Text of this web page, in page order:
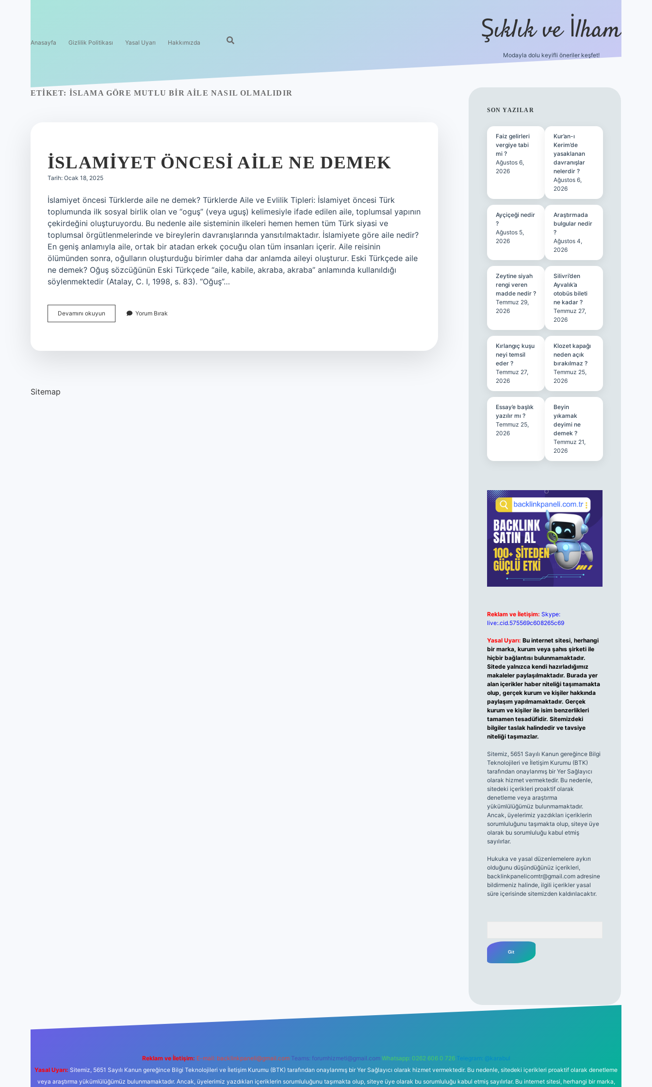
Anasayfa Gizlilik Politikası Yasal Uyarı Hakkımızda Şıklık ve İlham
Modayla dolu keyifli öneriler keşfet!
ETIKET: İSLAMA GÖRE MUTLU BIR AILE NASIL OLMALIDIR
İSLAMIYET ÖNCESI AILE NE DEMEK
Tarih: Ocak 18, 2025
İslamiyet öncesi Türklerde aile ne demek? Türklerde Aile ve Evlilik Tipleri: İslamiyet öncesi Türk
toplumunda ilk sosyal birlik olan ve “oguş” (veya uguş) kelimesiyle ifade edilen aile, toplumsal yapının
çekirdeğini oluşturuyordu. Bu nedenle aile sisteminin ilkeleri hemen hemen tüm Türk siyasi ve
toplumsal örgütlenmelerinde ve bireylerin davranışlarında yansıtılmaktadır. İslamiyete göre aile nedir?
En geniş anlamıyla aile, ortak bir atadan erkek çocuğu olan tüm insanları içerir. Aile reisinin
ölümünden sonra, oğulların oluşturduğu birimler daha dar anlamda aileyi oluşturur. Eski Türkçede aile
ne demek? Oğuş sözcüğünün Eski Türkçede “aile, kabile, akraba, akraba” anlamında kullanıldığı
söylenmektedir (Atalay, C. I, 1998, s. 83). “Oğuş”…
Devamını okuyun İSlamiyet
Öncesi
Yorum Bırak
Sitemap
SIDEBAR
SON YAZILAR
Faiz gelirleri
vergiye tabi
mi ?
Ağustos 6,
2026
Kur’an-ı
Kerim’de
yasaklanan
davranışlar
nelerdir ?
Ağustos 6,
2026
Ayçiçeği nedir
?
Ağustos 5,
2026
Araştırmada
bulgular nedir
?
Ağustos 4,
2026
Zeytine siyah
rengi veren
madde nedir ?
Temmuz 29,
2026
Silivri’den
Ayvalık’a
otobüs bileti
ne kadar ?
Temmuz 27,
2026
Kırlangıç kuşu
neyi temsil
eder ?
Temmuz 27,
2026
Klozet kapağı
neden açık
bırakılmaz ?
Temmuz 25,
2026
Essay’e başlık
yazılır mı ?
Temmuz 25,
2026
Beyin
yıkamak
deyimi ne
demek ?
Temmuz 21,
2026
Reklam ve İletişim: Skype:
live:.cid.575569c608265c69
Yasal Uyarı: Bu internet sitesi, herhangi
bir marka, kurum veya şahıs şirketi ile
hiçbir bağlantısı bulunmamaktadır.
Sitede yalnızca kendi hazırladığımız
makaleler paylaşılmaktadır. Burada yer
alan içerikler haber niteliği taşımamakta
olup, gerçek kurum ve kişiler hakkında
paylaşım yapılmamaktadır. Gerçek
kurum ve kişiler ile isim benzerlikleri
tamamen tesadüfidir. Sitemizdeki
bilgiler taslak halindedir ve tavsiye
niteliği taşımazlar.
Sitemiz, 5651 Sayılı Kanun gereğince Bilgi
Teknolojileri ve İletişim Kurumu (BTK)
tarafından onaylanmış bir Yer Sağlayıcı
olarak hizmet vermektedir. Bu nedenle,
sitedeki içerikleri proaktif olarak
denetleme veya araştırma
yükümlülüğümüz bulunmamaktadır.
Ancak, üyelerimiz yazdıkları içeriklerin
sorumluluğunu taşımakta olup, siteye üye
olarak bu sorumluluğu kabul etmiş
sayılırlar.
Hukuka ve yasal düzenlemelere aykırı
olduğunu düşündüğünüz içerikleri,
backlinkpanelicomtr@gmail.comadresine
bildirmeniz halinde, ilgili içerikler yasal
süre içerisinde sitemizden kaldırılacaktır.
betexper yeni
Reklam ve İletişim: E-mail: backlinkpaneli@gmail.com Teams: forumhizmeti@gmail.com Whatsapp: 0262 606 0 726 Telegram: @karabul
Yasal Uyarı: Sitemiz, 5651 Sayılı Kanun gereğince Bilgi Teknolojileri ve İletişim Kurumu (BTK) tarafından onaylanmış bir Yer Sağlayıcı olarak hizmet vermektedir. Bu nedenle, sitedeki içerikleri proaktif olarak denetleme
veya araştırma yükümlülüğümüz bulunmamaktadır. Ancak, üyelerimiz yazdıkları içeriklerin sorumluluğunu taşımakta olup, siteye üye olarak bu sorumluluğu kabul etmiş sayılırlar. Bu internet sitesi, herhangi bir marka,